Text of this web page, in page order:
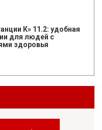
К» 11.2: удобная
для людей с
здоровья